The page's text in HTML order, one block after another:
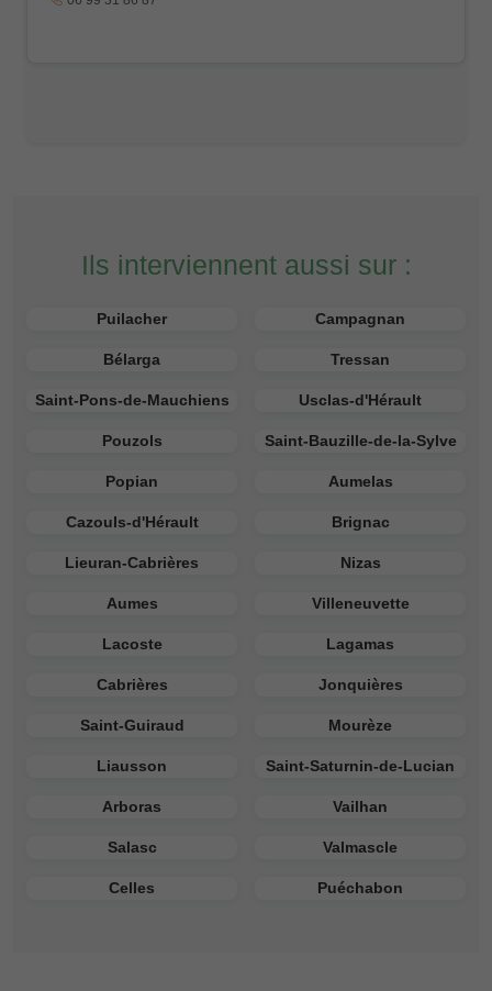
Ils interviennent aussi sur :
Puilacher Campagnan
Bélarga Tressan
Saint-Pons-de-Mauchiens Usclas-d'Hérault
Pouzols Saint-Bauzille-de-la-Sylve
Popian Aumelas
Cazouls-d'Hérault Brignac
Lieuran-Cabrières Nizas
Aumes Villeneuvette
Lacoste Lagamas
Cabrières Jonquières
Saint-Guiraud Mourèze
Liausson Saint-Saturnin-de-Lucian
Arboras Vailhan
Salasc Valmascle
Celles Puéchabon